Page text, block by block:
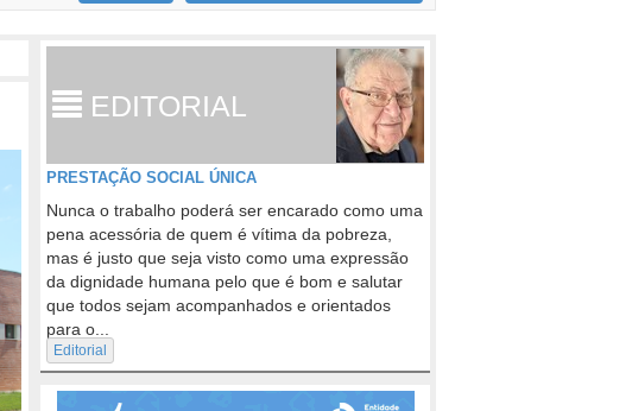
EDITORIAL
PRESTAÇÃO SOCIAL ÚNICA
Nunca o trabalho poderá ser encarado como uma
pena acessória de quem é vítima da pobreza,
mas é justo que seja visto como uma expressão
da dignidade humana pelo que é bom e salutar
que todos sejam acompanhados e orientados
para o...
Editorial